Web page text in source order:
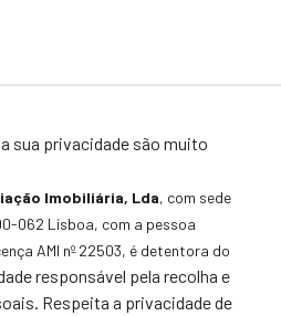
sua privacidade são muito
Imobiliária, Lda, com sede
062 Lisboa, com a pessoa
AMI nº 22503, é detentora do
responsável pela recolha e
Respeita a privacidade de